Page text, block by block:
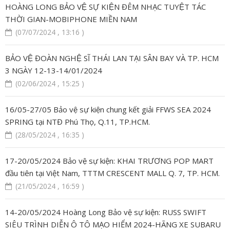
HOÀNG LONG BẢO VỆ SỰ KIỆN ĐÊM NHẠC TUYỆT TÁC
THỜI GIAN-MOBIPHONE MIỀN NAM
(07/07/2024 , 13:16 )
BẢO VỆ ĐOÀN NGHỆ SĨ THÁI LAN TẠI SÂN BAY VÀ TP. HCM
3 NGÀY 12-13-14/01/2024
(02/06/2024 , 15:25 )
16/05-27/05 Bảo vệ sự kiện chung kết giải FFWS SEA 2024
SPRING tại NTĐ Phú Thọ, Q.11, TP.HCM.
(28/05/2024 , 16:35 )
17-20/05/2024 Bảo vệ sự kiện: KHAI TRƯƠNG POP MART
đầu tiên tại Việt Nam, TTTM CRESCENT MALL Q. 7, TP. HCM.
(21/05/2024 , 16:59 )
14-20/05/2024 Hoàng Long Bảo vệ sự kiện: RUSS SWIFT
SIÊU TRÌNH DIỄN Ô TÔ MẠO HIỂM 2024-HÃNG XE SUBARU